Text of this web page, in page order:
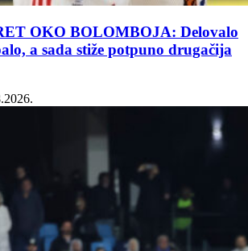
OKO BOLOMBOJA: Delovalo
a sada stiže potpuno drugačija